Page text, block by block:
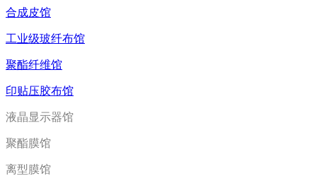
合成皮馆
工业级玻纤布馆
聚酯纤维馆
印贴压胶布馆
液晶显示器馆
聚酯膜馆
离型膜馆